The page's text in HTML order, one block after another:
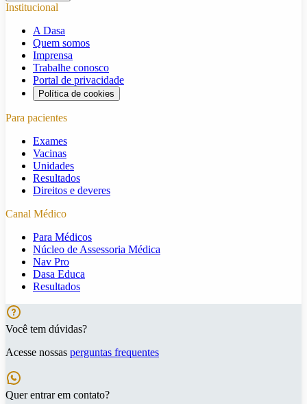
Institucional
A Dasa
Quem somos
Imprensa
Trabalhe conosco
Portal de privacidade
Política de cookies
Para pacientes
Exames
Vacinas
Unidades
Resultados
Direitos e deveres
Canal Médico
Para Médicos
Núcleo de Assessoria Médica
Nav Pro
Dasa Educa
Resultados
Você tem dúvidas?
Acesse nossas perguntas frequentes
Quer entrar em contato?